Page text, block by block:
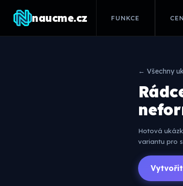
naucme.cz FUNKCE
← Všechny
Hotová
variantu pro